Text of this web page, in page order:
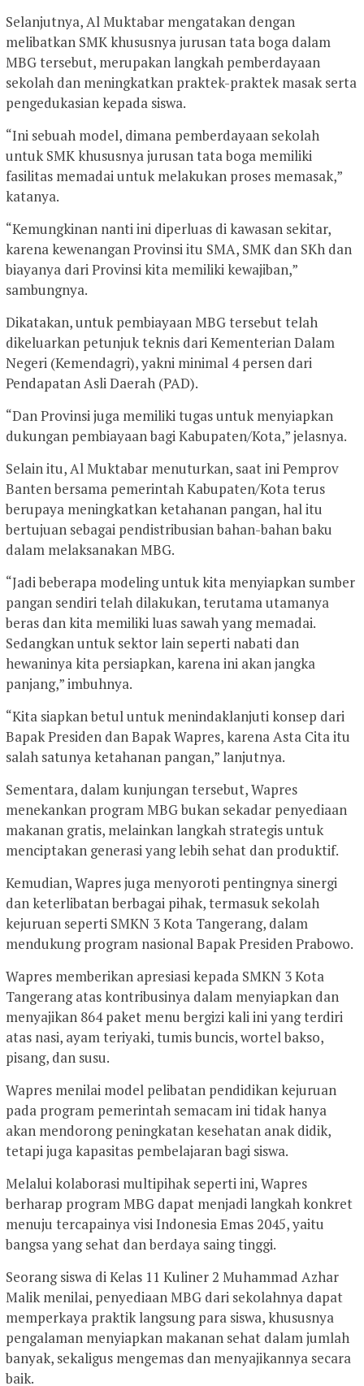
Selanjutnya, Al Muktabar mengatakan dengan
melibatkan SMK khususnya jurusan tata boga dalam
MBG tersebut, merupakan langkah pemberdayaan
sekolah dan meningkatkan praktek-praktek masak serta
pengedukasian kepada siswa.
“Ini sebuah model, dimana pemberdayaan sekolah
untuk SMK khususnya jurusan tata boga memiliki
fasilitas memadai untuk melakukan proses memasak,”
katanya.
“Kemungkinan nanti ini diperluas di kawasan sekitar,
karena kewenangan Provinsi itu SMA, SMK dan SKh dan
biayanya dari Provinsi kita memiliki kewajiban,”
sambungnya.
Dikatakan, untuk pembiayaan MBG tersebut telah
dikeluarkan petunjuk teknis dari Kementerian Dalam
Negeri (Kemendagri), yakni minimal 4 persen dari
Pendapatan Asli Daerah (PAD).
“Dan Provinsi juga memiliki tugas untuk menyiapkan
dukungan pembiayaan bagi Kabupaten/Kota,” jelasnya.
Selain itu, Al Muktabar menuturkan, saat ini Pemprov
Banten bersama pemerintah Kabupaten/Kota terus
berupaya meningkatkan ketahanan pangan, hal itu
bertujuan sebagai pendistribusian bahan-bahan baku
dalam melaksanakan MBG.
“Jadi beberapa modeling untuk kita menyiapkan sumber
pangan sendiri telah dilakukan, terutama utamanya
beras dan kita memiliki luas sawah yang memadai.
Sedangkan untuk sektor lain seperti nabati dan
hewaninya kita persiapkan, karena ini akan jangka
panjang,” imbuhnya.
“Kita siapkan betul untuk menindaklanjuti konsep dari
Bapak Presiden dan Bapak Wapres, karena Asta Cita itu
salah satunya ketahanan pangan,” lanjutnya.
Sementara, dalam kunjungan tersebut, Wapres
menekankan program MBG bukan sekadar penyediaan
makanan gratis, melainkan langkah strategis untuk
menciptakan generasi yang lebih sehat dan produktif.
Kemudian, Wapres juga menyoroti pentingnya sinergi
dan keterlibatan berbagai pihak, termasuk sekolah
kejuruan seperti SMKN 3 Kota Tangerang, dalam
mendukung program nasional Bapak Presiden Prabowo.
Wapres memberikan apresiasi kepada SMKN 3 Kota
Tangerang atas kontribusinya dalam menyiapkan dan
menyajikan 864 paket menu bergizi kali ini yang terdiri
atas nasi, ayam teriyaki, tumis buncis, wortel bakso,
pisang, dan susu.
Wapres menilai model pelibatan pendidikan kejuruan
pada program pemerintah semacam ini tidak hanya
akan mendorong peningkatan kesehatan anak didik,
tetapi juga kapasitas pembelajaran bagi siswa.
Melalui kolaborasi multipihak seperti ini, Wapres
berharap program MBG dapat menjadi langkah konkret
menuju tercapainya visi Indonesia Emas 2045, yaitu
bangsa yang sehat dan berdaya saing tinggi.
Seorang siswa di Kelas 11 Kuliner 2 Muhammad Azhar
Malik menilai, penyediaan MBG dari sekolahnya dapat
memperkaya praktik langsung para siswa, khususnya
pengalaman menyiapkan makanan sehat dalam jumlah
banyak, sekaligus mengemas dan menyajikannya secara
baik.